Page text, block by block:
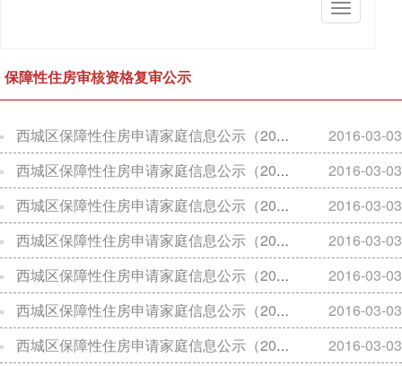
切
换
保障性住房审核资格复审公示
西城区保障性住房申请家庭信息公示（2015年3月20日）
2016-03-03
西城区保障性住房申请家庭信息公示（2015年5月29日）
2016-03-03
西城区保障性住房申请家庭信息公示（2015年10月9日）
2016-03-03
西城区保障性住房申请家庭信息公示（2014年10月10日）
2016-03-03
西城区保障性住房申请家庭信息公示（2014年11月28日）
2016-03-03
西城区保障性住房申请家庭信息公示（2015年1月9日）
2016-03-03
西城区保障性住房申请家庭信息公示（2015年1月16日）
2016-03-03